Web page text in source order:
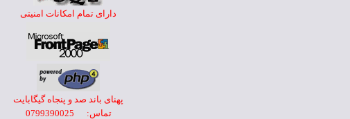
دارای تمام امکانات امنيتی
پهنای باند صد و پنجاه گيگابايت
تماس: 0799390025